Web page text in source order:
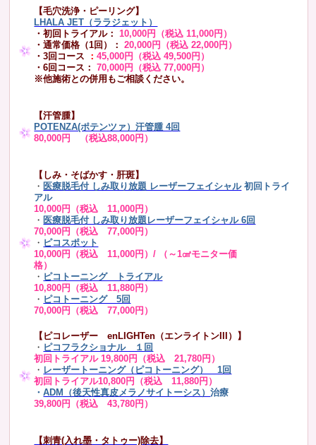
【毛穴洗浄・ピーリング】
LHALA JET（ララジェット）
・初回トライアル：10,000円（税込 11,000円）
・通常価格（1回）：
20,000円（税込 22,000円）
・3回コース ：45,000円（税込 49,500円）
・6回コース：
70,000円（税込 77,000円）
※他施術との併用もご相談ください。
【汗管腫】
POTENZA(ポテンツァ）汗管腫 4回
80,000円 （税込88,000円）
【しみ・そばかす・肝斑】
・ 医療脱毛付 しみ取り放題 レーザーフェイシャル 初回トライ
アル
10,000円（税込 11,000円）
・ 医療脱毛付 しみ取り放題レーザーフェイシャル 6回
70,000円（税込 77,000円）
・ ピコスポット
10,000円（税込 11,000円）/ （～1㎠モニター価
格）
・ ピコトーニング トライアル
10,800円（税込 11,880円）
・ ピコトーニング 5回
70,000円（税込 77,000円）
【ピコレーザー enLIGHTen（エンライトンIII）】
・ ピコフラクショナル １回
初回トライアル 19,800円（税込 21,780円）
・ レーザートーニング（ピコトーニング） 1回
初回トライアル10,800円（税込 11,880円）
・ADM（後天性真皮メラノサイトーシス）治療
39,800円（税込 43,780円）
【刺青(入れ墨・タトゥー)除去】